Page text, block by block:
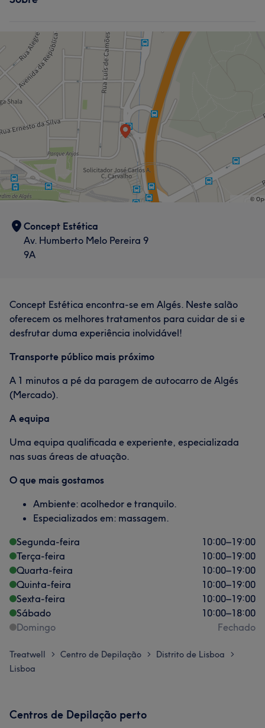
Concept Estética
Av. Humberto Melo Pereira 9
9A
Concept Estética encontra-se em Algés. Neste salão
oferecem os melhores tratamentos para cuidar de si e
desfrutar duma experiência inolvidável!
Transporte público mais próximo
A 1 minutos a pé da paragem de autocarro de Algés
(Mercado).
A equipa
Uma equipa qualificada e experiente, especializada
nas suas áreas de atuação.
O que mais gostamos
Ambiente: acolhedor e tranquilo.
Especializados em: massagem.
Segunda-feira
10:00–19:00
Terça-feira
10:00–19:00
Quarta-feira
10:00–19:00
Quinta-feira
10:00–19:00
Sexta-feira
10:00–19:00
Sábado
10:00–18:00
Domingo
Fechado
Treatwell > Centro de Depilação > Distrito de Lisboa >
Lisboa
Centros de Depilação perto